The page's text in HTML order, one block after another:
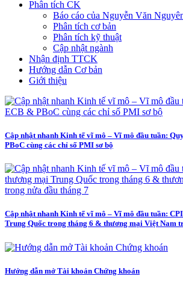
Phân tích CK
Báo cáo của Nguyễn Văn
Phân tích cơ bản
Phân tích kỹ thuật
Cập nhật ngành
Nhận định TTCK
Hướng dẫn Cơ bản
Giới thiệu
Cập nhật nhanh Kinh tế vĩ mô – Vĩ mô đầu tuần:
PBoC cùng các chỉ số PMI sơ bộ
Cập nhật nhanh Kinh tế vĩ mô – Vĩ mô đầu tuần:
Trung Quốc trong tháng 6 & thương mại Việt Nam
Hướng dẫn mở Tài khoản Chứng khoán